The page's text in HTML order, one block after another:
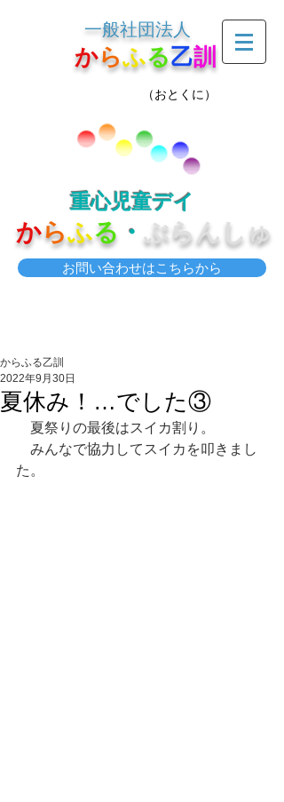
一般社団法人
からふる乙訓
（おとくに）
重心児童デイ
からふる ・ ぶらんしゅ
お問い合わせはこちらから
夏休み！…でした③
からふる乙訓
2022年9月30日
夏祭りの最後はスイカ割り。
みんなで協力してスイカを叩きまし
た。